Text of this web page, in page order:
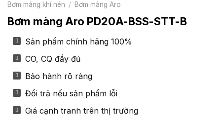
Bơm màng khí nén / Bơm màng Aro
Bơm màng Aro PD20A-BSS-STT-B
Sản phẩm chính hãng 100%
CO, CQ đầy đủ
Bảo hành rõ ràng
Đổi trả nếu sản phẩm lỗi
Giá cạnh tranh trên thị trường